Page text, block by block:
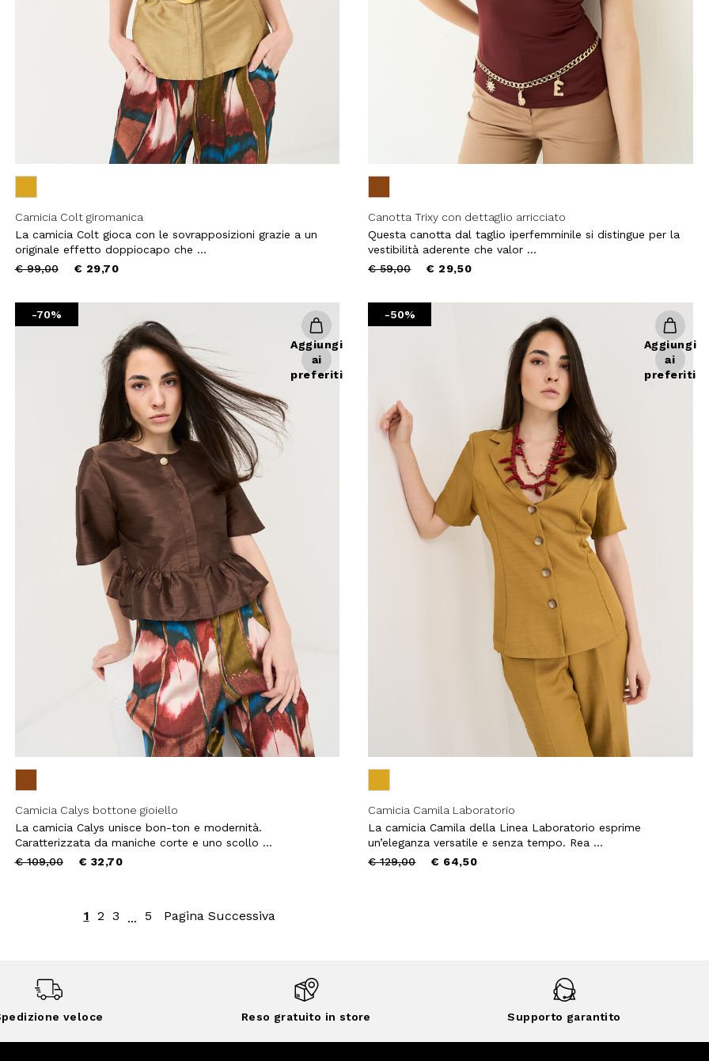
Camicia Colt giromanica
La camicia Colt gioca con le sovrapposizioni grazie a un
originale effetto doppiocapo che ...
Price
€ 99,00to € 29,70
Canotta Trixy con dettaglio arricciato
Questa canotta dal taglio iperfemminile si distingue per la
vestibilità aderente che valor ...
Price
€ 59,00to € 29,50
-70%
Aggiungi
ai
preferiti
Camicia Calys bottone gioiello
La camicia Calys unisce bon-ton e modernità.
Caratterizzata da maniche corte e uno scollo ...
Price
€ 109,00to € 32,70
-50%
Aggiungi
ai
preferiti
Camicia Camila Laboratorio
La camicia Camila della Linea Laboratorio esprime
un’eleganza versatile e senza tempo. Rea ...
Price
€ 129,00to € 64,50
1 2 3 ... 5 Pagina Successiva
veloce Reso gratuito in store Supporto garantito
E SI APPLICANO LE NORME SULLA